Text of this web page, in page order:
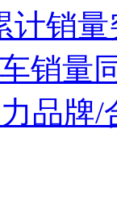
计销
销量
品牌